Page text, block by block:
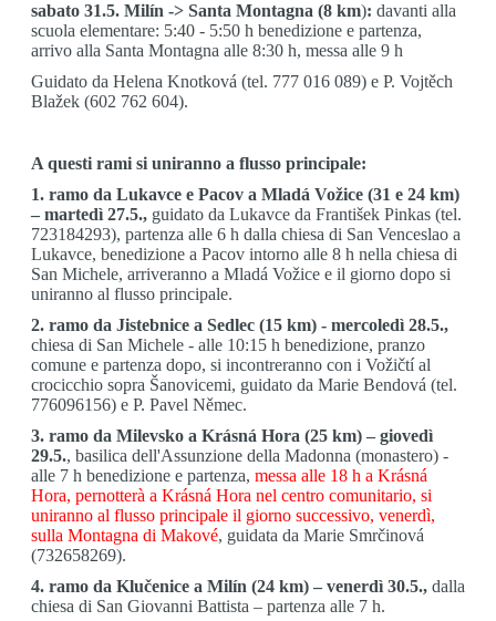
sabato 31.5. Milín -> Santa Montagna (8 km): davanti alla
scuola elementare: 5:40 - 5:50 h benedizione e partenza,
arrivo alla Santa Montagna alle 8:30 h, messa alle 9 h
Guidato da Helena Knotková (tel. 777 016 089) e P. Vojtěch
Blažek (602 762 604).
A questi rami si uniranno a flusso principale:
1. ramo da Lukavce e Pacov a Mladá Vožice (31 e 24 km)
– martedì 27.5., guidato da Lukavce da František Pinkas (tel.
723184293), partenza alle 6 h dalla chiesa di San Venceslao a
Lukavce, benedizione a Pacov intorno alle 8 h nella chiesa di
San Michele, arriveranno a Mladá Vožice e il giorno dopo si
uniranno al flusso principale.
2. ramo da Jistebnice a Sedlec (15 km) - mercoledì 28.5.,
chiesa di San Michele - alle 10:15 h benedizione, pranzo
comune e partenza dopo, si incontreranno con i Vožičtí al
crocicchio sopra Šanovicemi, guidato da Marie Bendová (tel.
776096156) e P. Pavel Němec.
3. ramo da Milevsko a Krásná Hora (25 km) – giovedì
29.5., basilica dell'Assunzione della Madonna (monastero) -
alle 7 h benedizione e partenza, messa alle 18 h a Krásná
Hora, pernotterà a Krásná Hora nel centro comunitario, si
uniranno al flusso principale il giorno successivo, venerdì,
sulla Montagna di Makové, guidata da Marie Smrčinová
(732658269).
4. ramo da Klučenice a Milín (24 km) – venerdì 30.5., dalla
chiesa di San Giovanni Battista – partenza alle 7 h.